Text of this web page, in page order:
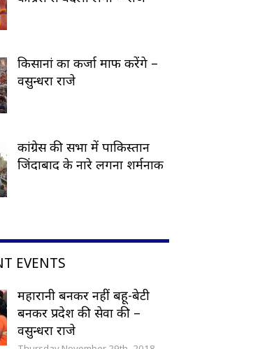
किसानां का कर्जा माफ करेंगे –
वसुन्धरा राजे
कांग्रेस की सभा में पाकिस्तान
जिंदाबाद के नारे लगना शर्मनाक
EVENTS
महारानी बनकर नहीं बहू-बेटी
बनकर प्रदेश की सेवा की –
वसुन्धरा राजे